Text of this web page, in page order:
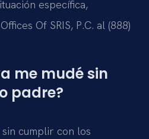
específica,
Of SRIS, P.C. al (888)
me mudé sin
padre?
sin cumplir con los